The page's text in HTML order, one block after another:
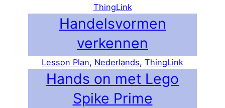
ThingLink
Handelsvormen
verkennen
Lesson Plan, Nederlands, ThingLink
Hands on met Lego
Spike Prime